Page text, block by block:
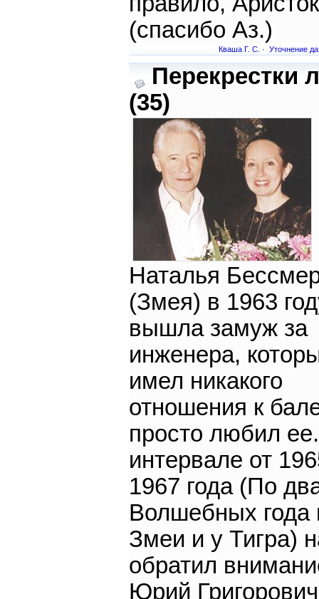
(спасибо Аз.)
Кваша Г. С. · Уточнение
Перекрестки
(35)
Наталья
(Змея) в 1963
вышла замуж за
инженера,
имел никакого
отношения к
просто любил
интервале от
1967 года (По
Волшебных года
Змеи и у Тигра)
обратил
Юрий Григорович